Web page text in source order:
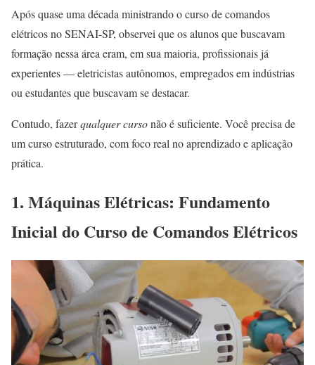
Após quase uma década ministrando o curso de comandos
elétricos no SENAI-SP, observei que os alunos que buscavam
formação nessa área eram, em sua maioria, profissionais já
experientes — eletricistas autônomos, empregados em indústrias
ou estudantes que buscavam se destacar.
Contudo, fazerqualquer cursonão é suficiente. Você precisa de
um curso estruturado, com foco real no aprendizado e aplicação
prática.
1. Máquinas Elétricas: Fundamento
Inicial do Curso de Comandos Elétricos